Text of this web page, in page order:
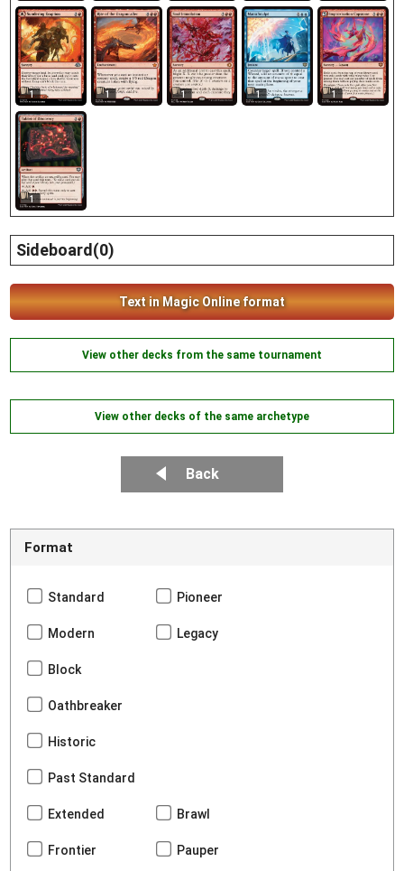
1 1 1 1 1
1
Sideboard(0)
Text in Magic Online format
View other decks from the same tournament
View other decks of the same archetype
Back
Format
Standard Pioneer
Modern Legacy
Block
Oathbreaker
Historic
Past Standard
Extended Brawl
Frontier Pauper